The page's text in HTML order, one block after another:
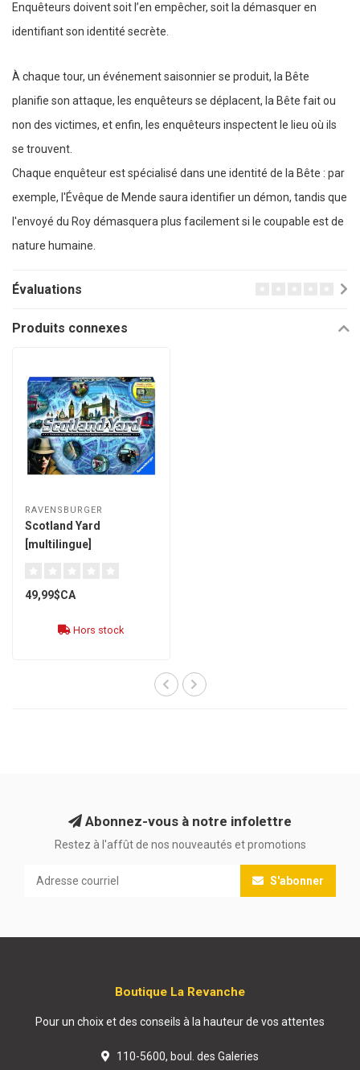
Enquêteurs doivent soit l’en empêcher, soit la démasquer en
identifiant son identité secrète.
À chaque tour, un événement saisonnier se produit, la Bête
planifie son attaque, les enquêteurs se déplacent, la Bête fait ou
non des victimes, et enfin, les enquêteurs inspectent le lieu où ils
se trouvent.
Chaque enquêteur est spécialisé dans une identité de la Bête : par
exemple, l'Évêque de Mende saura identifier un démon, tandis que
l'envoyé du Roy démasquera plus facilement si le coupable est de
nature humaine.
Évaluations
Produits connexes
RAVENSBURGER
Scotland Yard
[multilingue]
49,99$CA
Hors stock
Abonnez-vous à notre infolettre
Restez à l'affût de nos nouveautés et promotions
S'abonner
Boutique La Revanche
Pour un choix et des conseils à la hauteur de vos attentes
110-5600, boul. des Galeries